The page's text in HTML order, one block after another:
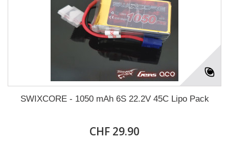
SWIXCORE - 1050 mAh 6S 22.2V 45C Lipo Pack
CHF 29.90